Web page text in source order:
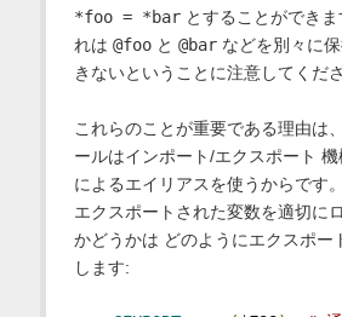
*foo = *barとすることができま
れは @fooと @barなどを別々に
きないということに注意してくだ
これらのことが重要である理由は
ールはインポート/エクスポート
によるエイリアスを使うからです
エクスポートされた変数を適切に
かどうかは どのようにエクスポー
します: